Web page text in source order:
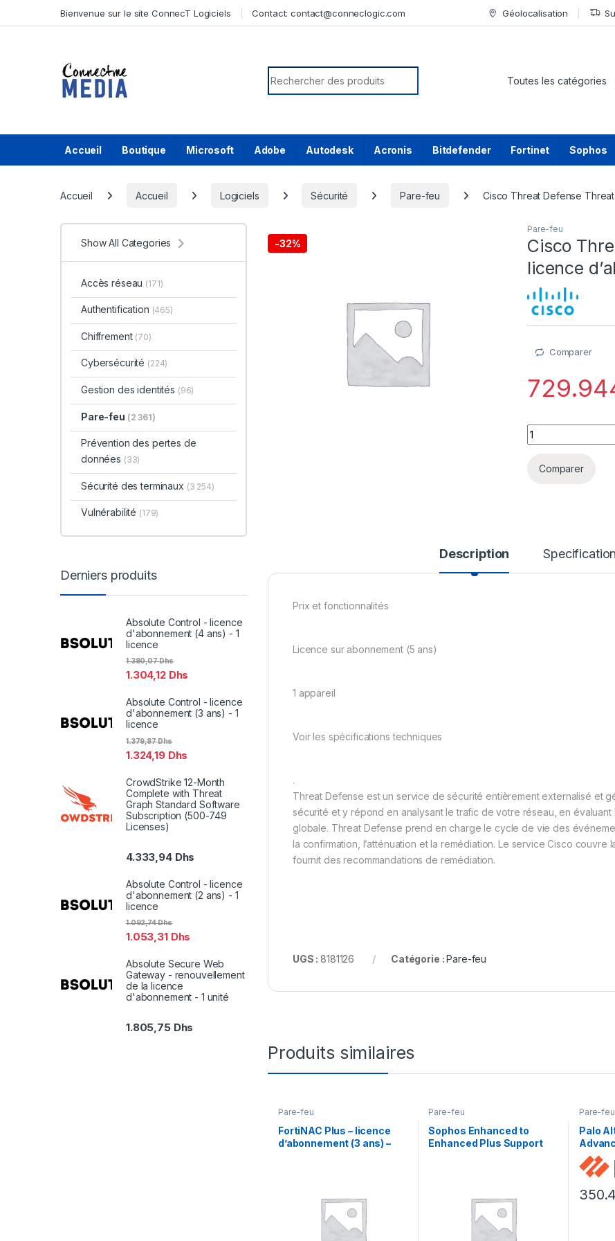
Bienvenue sur le site ConnecT Logiciels Contact:contact@conneclogic.com Géolocalisation
Search for:
Accueil Boutique Microsoft Adobe Autodesk Acronis Bitdefender Fortinet Sophos
Accueil Accueil Logiciels Sécurité Pare-feu Cisco Threat Defense
-32%
Pare-feu
Cisco
licence
Comparer
Cisco Threat
Comparer
Description Specification
Prix et fonctionnalités
Licence sur abonnement (5 ans)
1 appareil
Voir les spécifications techniques
.
Threat Defense est un service de sécurité entièrement externalisé et
sécurité et y répond en analysant le trafic de votre réseau, en
globale. Threat Defense prend en charge le cycle de vie des
la confirmation, l’atténuation et la remédiation. Le service Cisco couvre
fournit des recommandations de remédiation.
UGS :8181126 Catégorie :Pare-feu
Produits similaires
Pare-feu
FortiNAC Plus – licence
d’abonnement (3 ans) –
Pare-feu
Sophos Enhanced to
Enhanced Plus Support
Pare-feu
Palo
ans) –
Show All Categories
Accès réseau (171)
Authentification (465)
Chiffrement (70)
Cybersécurité (224)
Gestion des identités (96)
Pare-feu (2 361)
Prévention des pertes de
données (33)
Sécurité des terminaux (3 254)
Vulnérabilité (179)
Derniers produits
Absolute Control - licence
d'abonnement (4 ans) - 1
licence
1.304,12 Dhs
1.380,07Dhs
Absolute Control - licence
d'abonnement (3 ans) - 1
licence
1.324,19 Dhs
1.379,87Dhs
CrowdStrike 12-Month
Complete with Threat
Graph Standard Software
Subscription (500-749
Licenses)
4.333,94 Dhs
Absolute Control - licence
d'abonnement (2 ans) - 1
licence
1.053,31 Dhs
1.092,74Dhs
Absolute Secure Web
Gateway - renouvellement
de la licence
d'abonnement - 1 unité
1.805,75 Dhs